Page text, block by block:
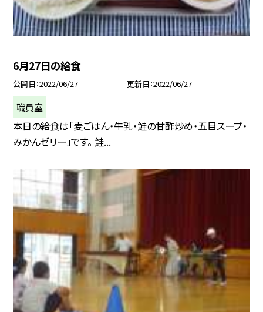
6月27日の給食
公開日 2022/06/27 更新日 2022/06/27
職員室
本日の給食は「麦ごはん・牛乳・鮭の甘酢炒め・五目スープ・
みかんゼリー」です。 鮭...